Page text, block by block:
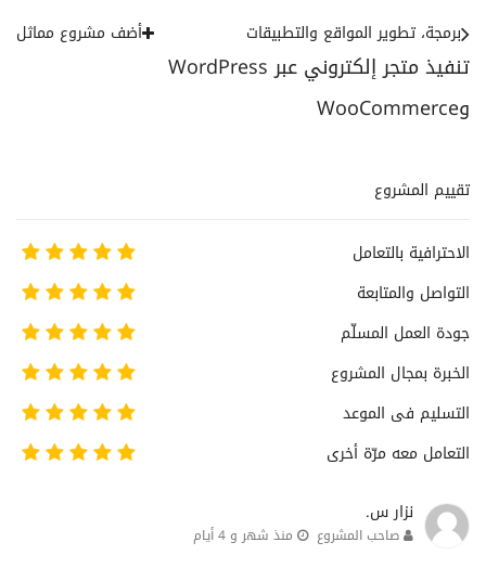
تنفيذ متجر إلكتروني عبر WordPress
وWooCommerce
برمجة، تطوير المواقع والتطبيقات أضف مشروع مماثل
تقييم المشروع
الاحترافية بالتعامل
التواصل والمتابعة
جودة العمل المسلّم
الخبرة بمجال المشروع
التسليم فى الموعد
التعامل معه مرّة أخرى
نزار س.
صاحب المشروع منذ شهر و 4 أيام